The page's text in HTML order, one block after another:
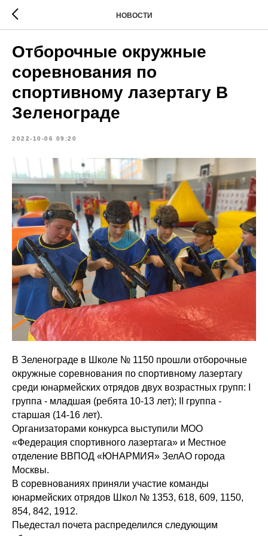
НОВОСТИ
Отборочные окружные
соревнования по
спортивному лазертагу В
Зеленограде
2022-10-06 09:20
В Зеленограде в Школе № 1150 прошли отборочные
окружные соревнования по спортивному лазертагу
среди юнармейских отрядов двух возрастных групп: I
группа - младшая (ребята 10-13 лет); II группа -
старшая (14-16 лет).
Организаторами конкурса выступили МОО
«Федерация спортивного лазертага» и Местное
отделение ВВПОД «ЮНАРМИЯ» ЗелАО города
Москвы.
В соревнованиях приняли участие команды
юнармейских отрядов Школ № 1353, 618, 609, 1150,
854, 842, 1912.
Пьедестал почета распределился следующим